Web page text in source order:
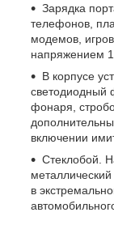
Зарядка
телефонов,
модемов,
напряжением
В корпусе
светодиодный
фонаря,
включении
Стеклобой.
в